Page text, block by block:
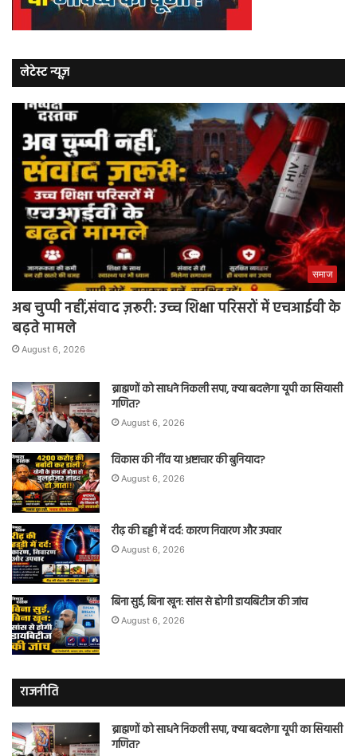
लेटेस्ट न्यूज़
समाज
अब चुप्पी नहीं,संवाद ज़रूरी: उच्च शिक्षा परिसरों में एचआईवी के
बढ़ते मामले
August 6, 2026
ब्राह्मणों को साधने निकली सपा, क्या बदलेगा यूपी का सियासी
गणित?
August 6, 2026
विकास की नींव या भ्रष्टाचार की बुनियाद?
August 6, 2026
रीढ़ की हड्डी में दर्द: कारण निवारण और उपचार
August 6, 2026
बिना सुई, बिना खून: सांस से होगी डायबिटीज की जांच
August 6, 2026
राजनीति
ब्राह्मणों को साधने निकली सपा, क्या बदलेगा यूपी का सियासी
गणित?